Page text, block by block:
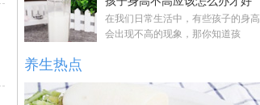
在我们日常生活中，有些孩子的身高
会出现不高的现象，那你知道孩
养生热点